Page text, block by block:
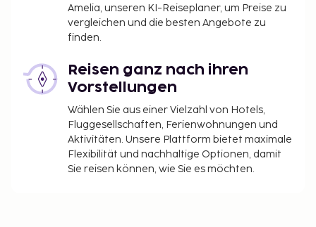
Amelia, unseren KI-Reiseplaner, um Preise zu
vergleichen und die besten Angebote zu
finden.
Reisen ganz nach ihren
Vorstellungen
Wählen Sie aus einer Vielzahl von Hotels,
Fluggesellschaften, Ferienwohnungen und
Aktivitäten. Unsere Plattform bietet maximale
Flexibilität und nachhaltige Optionen, damit
Sie reisen können, wie Sie es möchten.